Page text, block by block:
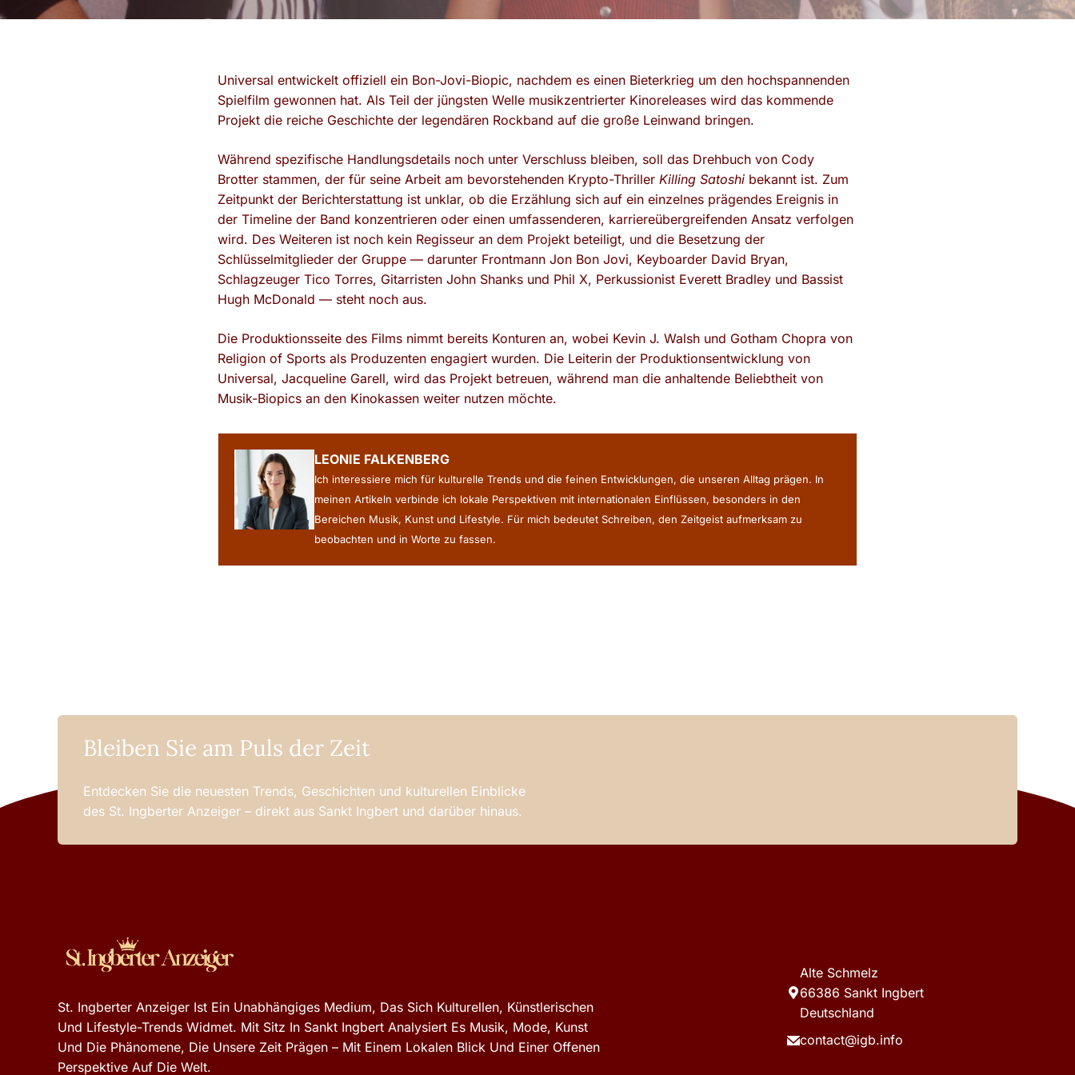
Universal entwickelt offiziell ein Bon-Jovi-Biopic, nachdem es einen Bieterkrieg um den hochspannenden
Spielfilm gewonnen hat. Als Teil der jüngsten Welle musikzentrierter Kinoreleases wird das kommende
Projekt die reiche Geschichte der legendären Rockband auf die große Leinwand bringen.
Während spezifische Handlungsdetails noch unter Verschluss bleiben, soll das Drehbuch von Cody
Brotter stammen, der für seine Arbeit am bevorstehenden Krypto-Thriller Killing Satoshi bekannt ist. Zum
Zeitpunkt der Berichterstattung ist unklar, ob die Erzählung sich auf ein einzelnes prägendes Ereignis in
der Timeline der Band konzentrieren oder einen umfassenderen, karriereübergreifenden Ansatz verfolgen
wird. Des Weiteren ist noch kein Regisseur an dem Projekt beteiligt, und die Besetzung der
Schlüsselmitglieder der Gruppe — darunter Frontmann Jon Bon Jovi, Keyboarder David Bryan,
Schlagzeuger Tico Torres, Gitarristen John Shanks und Phil X, Perkussionist Everett Bradley und Bassist
Hugh McDonald — steht noch aus.
Die Produktionsseite des Films nimmt bereits Konturen an, wobei Kevin J. Walsh und Gotham Chopra von
Religion of Sports als Produzenten engagiert wurden. Die Leiterin der Produktionsentwicklung von
Universal, Jacqueline Garell, wird das Projekt betreuen, während man die anhaltende Beliebtheit von
Musik-Biopics an den Kinokassen weiter nutzen möchte.
LEONIE FALKENBERG
Ich interessiere mich für kulturelle Trends und die feinen Entwicklungen, die unseren Alltag prägen. In
meinen Artikeln verbinde ich lokale Perspektiven mit internationalen Einflüssen, besonders in den
Bereichen Musik, Kunst und Lifestyle. Für mich bedeutet Schreiben, den Zeitgeist aufmerksam zu
beobachten und in Worte zu fassen.
Bleiben Sie am Puls der Zeit
Entdecken Sie die neuesten Trends, Geschichten und kulturellen Einblicke
des St. Ingberter Anzeiger – direkt aus Sankt Ingbert und darüber hinaus.
St. Ingberter Anzeiger Ist Ein Unabhängiges Medium, Das Sich Kulturellen, Künstlerischen
Und Lifestyle-Trends Widmet. Mit Sitz In Sankt Ingbert Analysiert Es Musik, Mode, Kunst
Und Die Phänomene, Die Unsere Zeit Prägen – Mit Einem Lokalen Blick Und Einer Offenen
Perspektive Auf Die Welt.
Alte Schmelz
66386 Sankt Ingbert
Deutschland
contact@igb.info